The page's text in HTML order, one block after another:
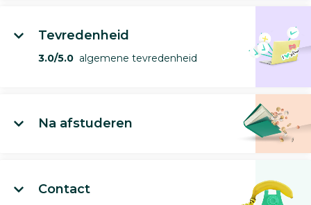
Tevredenheid
3.0/5.0 algemene tevredenheid
Na afstuderen
Contact